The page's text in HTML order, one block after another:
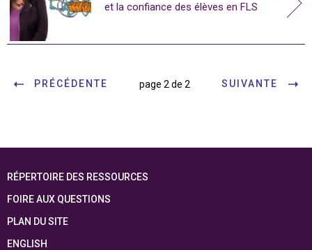
et la confiance des élèves en FLS
PRÉCÉDENTE page 2 de 2 SUIVANTE
RÉPERTOIRE DES RESSOURCES
FOIRE AUX QUESTIONS
PLAN DU SITE
ENGLISH